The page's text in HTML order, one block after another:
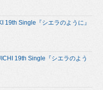
19th Single『シエラのように』
19th Single『シエラのよう